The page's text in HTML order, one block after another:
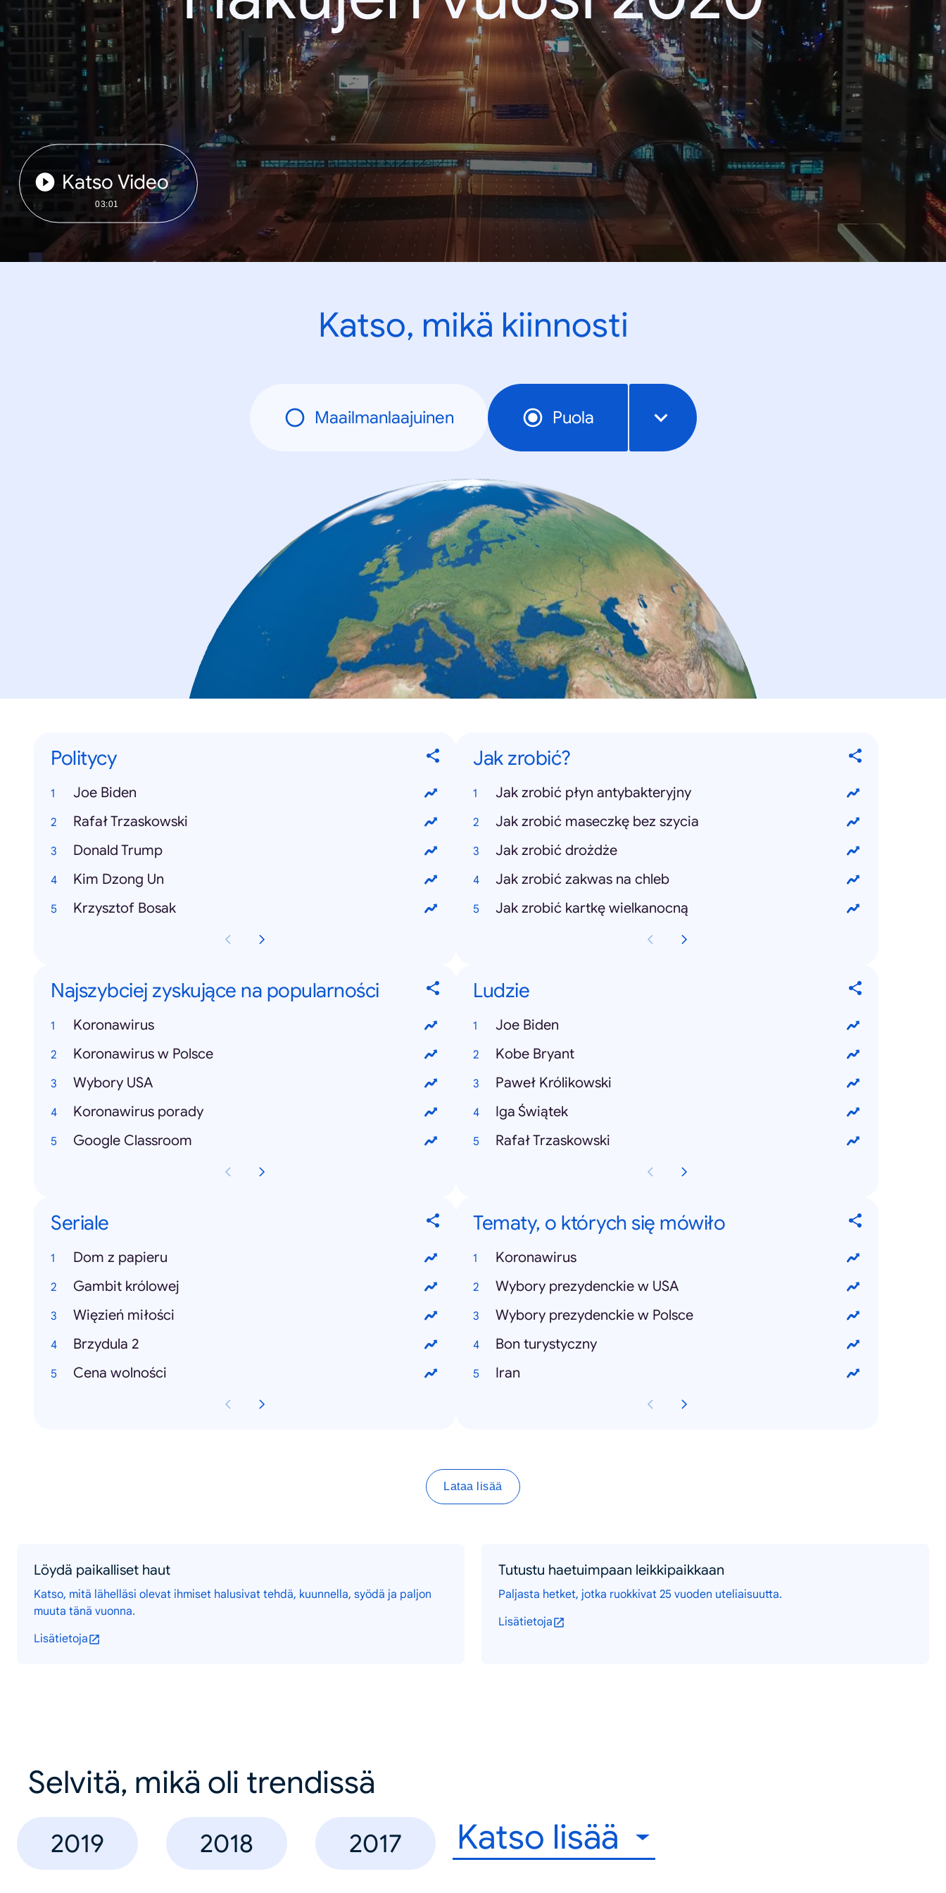
Katso Video
03:01
Katso, mikä kiinnosti
Maailmanlaajuinen Puola
Politycy
Joe Biden
Rafał Trzaskowski
Donald Trump
Kim Dzong Un
Krzysztof Bosak
Jak zrobić?
Jak zrobić płyn antybakteryjny
Jak zrobić maseczkę bez szycia
Jak zrobić drożdże
Jak zrobić zakwas na chleb
Jak zrobić kartkę wielkanocną
Najszybciej zyskujące na popularności
Koronawirus
Koronawirus w Polsce
Wybory USA
Koronawirus porady
Google Classroom
Ludzie
Joe Biden
Kobe Bryant
Paweł Królikowski
Iga Świątek
Rafał Trzaskowski
Seriale
Dom z papieru
Gambit królowej
Więzień miłości
Brzydula 2
Cena wolności
Tematy, o których się mówiło
Koronawirus
Wybory prezydenckie w USA
Wybory prezydenckie w Polsce
Bon turystyczny
Iran
Lataa lisää
Löydä paikalliset haut
Katso, mitä lähelläsi olevat ihmiset halusivat tehdä, kuunnella, syödä ja paljon
muuta tänä vuonna.
Lisätietoja
Tutustu haetuimpaan leikkipaikkaan
Paljasta hetket, jotka ruokkivat 25 vuoden uteliaisuutta.
Lisätietoja
Selvitä, mikä oli trendissä
2019 2018 2017 Katso lisää